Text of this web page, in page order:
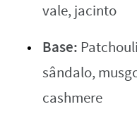
vale, jacinto
Base:
sândalo,
cashmere